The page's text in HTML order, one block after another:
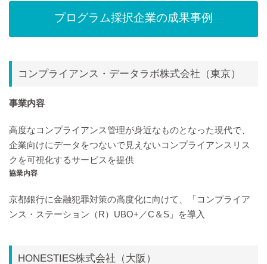
プログラム採択企業の成果事例
コンプライアンス・データラボ株式会社（東京）
事業内容
高度なコンプライアンス管理が身近なものとなった現代で、
企業向けにデータをつないで見えないコンプライアンスリス
クを可視化するサービスを提供
協業内容
京都銀行に金融犯罪対策の高度化に向けて、「コンプライア
ンス・ステーション（R）UBO+／C＆S」を導入
HONESTIES株式会社（大阪）